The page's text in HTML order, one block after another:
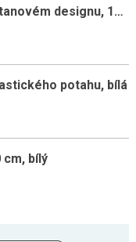
Skládací zahradní stůl v ratanovém designu, 180x75 cm, hnědý
potahu, bílá
cm, bílý